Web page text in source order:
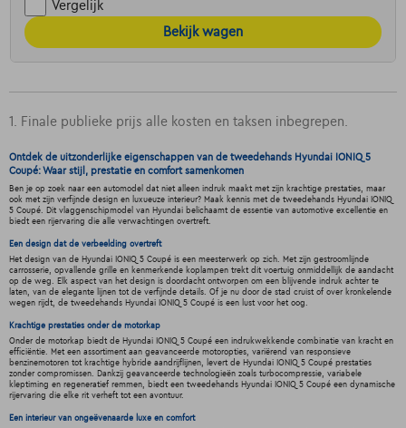
Vergelijk
Bekijk wagen
1. Finale publieke prijs alle kosten en taksen inbegrepen.
Ontdek de uitzonderlijke eigenschappen van de tweedehands Hyundai IONIQ 5
Coupé: Waar stijl, prestatie en comfort samenkomen
Ben je op zoek naar een automodel dat niet alleen indruk maakt met zijn krachtige prestaties, maar
ook met zijn verfijnde design en luxueuze interieur? Maak kennis met de tweedehands Hyundai IONIQ
5 Coupé. Dit vlaggenschipmodel van Hyundai belichaamt de essentie van automotive excellentie en
biedt een rijervaring die alle verwachtingen overtreft.
Een design dat de verbeelding overtreft
Het design van de Hyundai IONIQ 5 Coupé is een meesterwerk op zich. Met zijn gestroomlijnde
carrosserie, opvallende grille en kenmerkende koplampen trekt dit voertuig onmiddellijk de aandacht
op de weg. Elk aspect van het design is doordacht ontworpen om een blijvende indruk achter te
laten, van de elegante lijnen tot de verfijnde details. Of je nu door de stad cruist of over kronkelende
wegen rijdt, de tweedehands Hyundai IONIQ 5 Coupé is een lust voor het oog.
Krachtige prestaties onder de motorkap
Onder de motorkap biedt de Hyundai IONIQ 5 Coupé een indrukwekkende combinatie van kracht en
efficiëntie. Met een assortiment aan geavanceerde motoropties, variërend van responsieve
benzinemotoren tot krachtige hybride aandrijflijnen, levert de Hyundai IONIQ 5 Coupé prestaties
zonder compromissen. Dankzij geavanceerde technologieën zoals turbocompressie, variabele
kleptiming en regeneratief remmen, biedt een tweedehands Hyundai IONIQ 5 Coupé een dynamische
rijervaring die elke rit verheft tot een avontuur.
Een interieur van ongeëvenaarde luxe en comfort